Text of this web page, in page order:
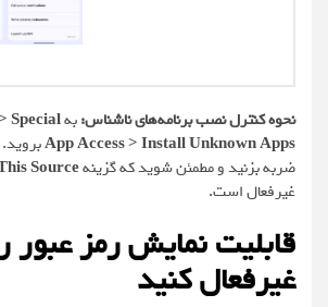
نحوه کنترل نصب برنامه‌های ناشناس:به> Special
App Access > Install Unknown Appsبروید.
ضربه بزنید و مطمئن شوید که گزینهThis Source
غیرفعال است.
قابلیت نمایش رمز عبور را
غیرفعال کنید